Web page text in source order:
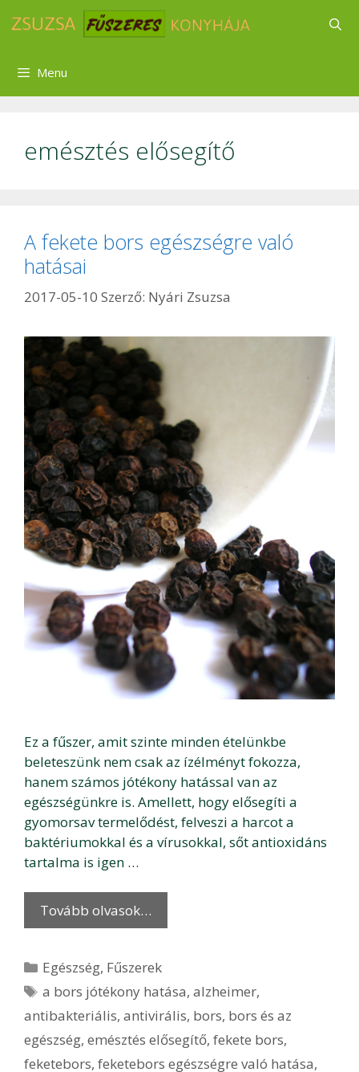
Menu
emésztés elősegítő
A fekete bors egészségre való
hatásai
2017-05-10 Szerző: Nyári Zsuzsa
Ez a fűszer, amit szinte minden ételünkbe
beleteszünk nem csak az ízélményt fokozza,
hanem számos jótékony hatással van az
egészségünkre is. Amellett, hogy elősegíti a
gyomorsav termelődést, felveszi a harcot a
baktériumokkal és a vírusokkal, sőt antioxidáns
tartalma is igen …
Tovább olvasok…
Kategória
Egészség, Fűszerek
Címkék
a bors jótékony hatása,alzheimer,
antibakteriális, antivirális, bors, bors és az
egészség, emésztés elősegítő, fekete bors,
feketebors, feketebors egészségre való hatása,